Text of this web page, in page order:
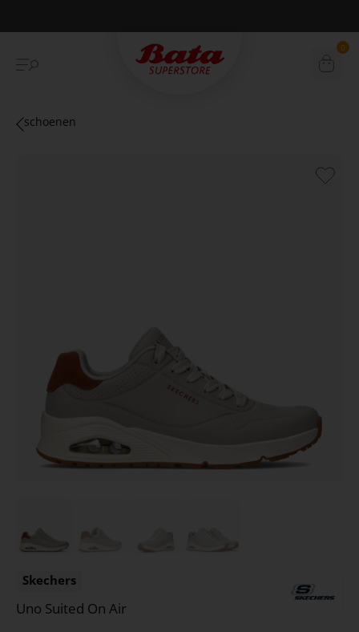
Betaal achteraf met Klarna 0
schoenen
Skechers
Uno Suited On Air